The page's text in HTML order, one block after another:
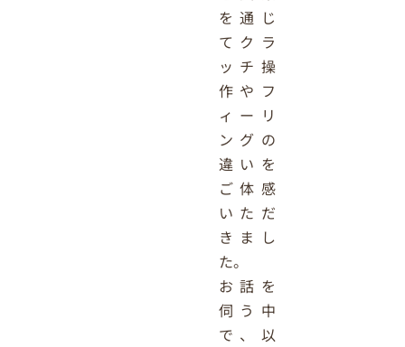
を通じ
てクラ
ッチ操
作やフ
ィーリ
ングの
違いを
ご体感
いただ
きまし
た。
お話を
伺う中
で、以